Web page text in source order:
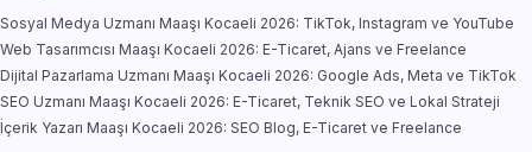
Sosyal Medya Uzmanı Maaşı Kocaeli 2026: TikTok, Instagram ve YouTube
Web Tasarımcısı Maaşı Kocaeli 2026: E-Ticaret, Ajans ve Freelance
Dijital Pazarlama Uzmanı Maaşı Kocaeli 2026: Google Ads, Meta ve TikTok
SEO Uzmanı Maaşı Kocaeli 2026: E-Ticaret, Teknik SEO ve Lokal Strateji
İçerik Yazarı Maaşı Kocaeli 2026: SEO Blog, E-Ticaret ve Freelance